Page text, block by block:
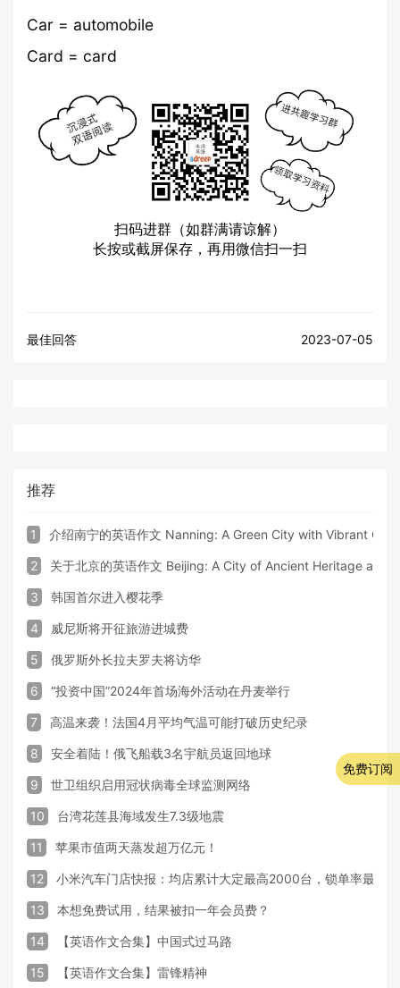
Car = automobile
Card = card
扫码进群（如群满请谅解）
长按或截屏保存，再用微信扫一扫
最佳回答 2023-07-05
推荐
1 介绍南宁的英语作文 Nanning: A Green City with Vibrant
2 关于北京的英语作文 Beijing: A City of Ancient Heritage and
3 韩国首尔进入樱花季
4 威尼斯将开征旅游进城费
5 俄罗斯外长拉夫罗夫将访华
6 “投资中国”2024年首场海外活动在丹麦举行
7 高温来袭！法国4月平均气温可能打破历史纪录
8 安全着陆！俄飞船载3名宇航员返回地球
9 世卫组织启用冠状病毒全球监测网络
10 台湾花莲县海域发生7.3级地震
11 苹果市值两天蒸发超万亿元！
12 小米汽车门店快报：均店累计大定最高2000台，锁单率最高
13 本想免费试用，结果被扣一年会员费？
14 【英语作文合集】中国式过马路
15 【英语作文合集】雷锋精神
免费订阅